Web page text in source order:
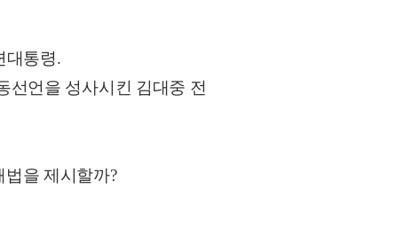
대통령.
선언을 성사시킨 김대중 전
을 제시할까?